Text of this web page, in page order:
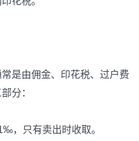
由佣金、印花税、过户费
分：
只有卖出时收取。